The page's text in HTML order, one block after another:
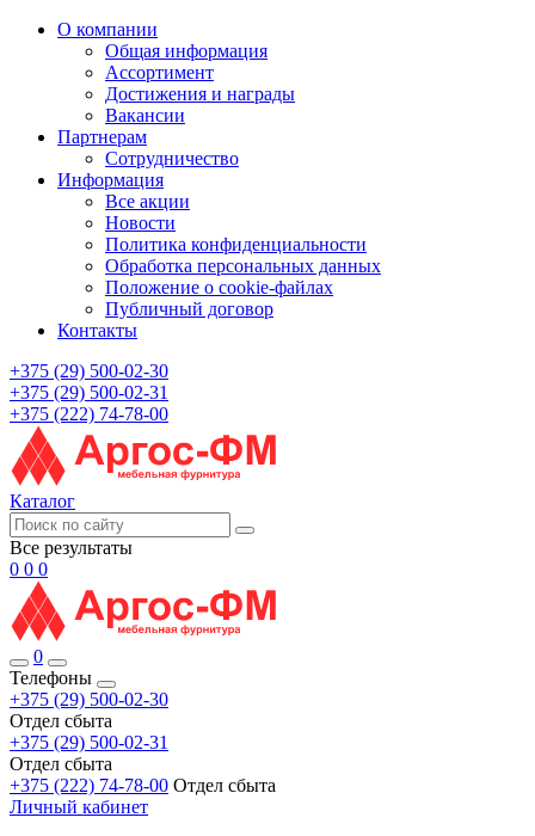
О компании
Общая информация
Ассортимент
Достижения и награды
Вакансии
Партнерам
Сотрудничество
Информация
Все акции
Новости
Политика конфиденциальности
Обработка персональных данных
Положение о cookie-файлах
Публичный договор
Контакты
+375 (29) 500-02-30
+375 (29) 500-02-31
+375 (222) 74-78-00
Каталог
Все результаты
0 0 0
0
Телефоны
+375 (29) 500-02-30
Отдел сбыта
+375 (29) 500-02-31
Отдел сбыта
+375 (222) 74-78-00 Отдел сбыта
Личный кабинет